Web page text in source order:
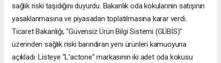
sağlık riski taşıdığını duyurdu. Bakanlık oda kokularının satışının
yasaklanmasına ve piyasadan toplatılmasına karar verdi.
Ticaret Bakanlığı, "Güvensiz Ürün Bilgi Sistemi (GÜBİS)"
üzerinden sağlık riski barındıran yeni ürünleri kamuoyuna
açıkladı. Listeye "L'actone" markasının iki adet oda kokusu